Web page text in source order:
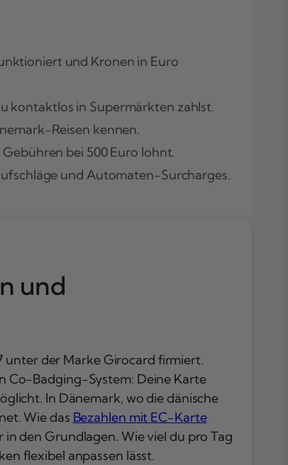
und Kronen in Euro
kontaktlos in Supermärkten zahlst.
Reisen kennen.
bei 500 Euro lohnt.
und Automaten-Surcharges.
und
unter der Marke Girocard firmiert.
Co-Badging-System: Deine Karte
In Dänemark, wo die dänische
Wie das Bezahlen mit EC-Karte
den Grundlagen. Wie viel du pro Tag
flexibel anpassen lässt.
Das
Was ist mit
EC-Karte in
bezahlen
Für wen lohnt